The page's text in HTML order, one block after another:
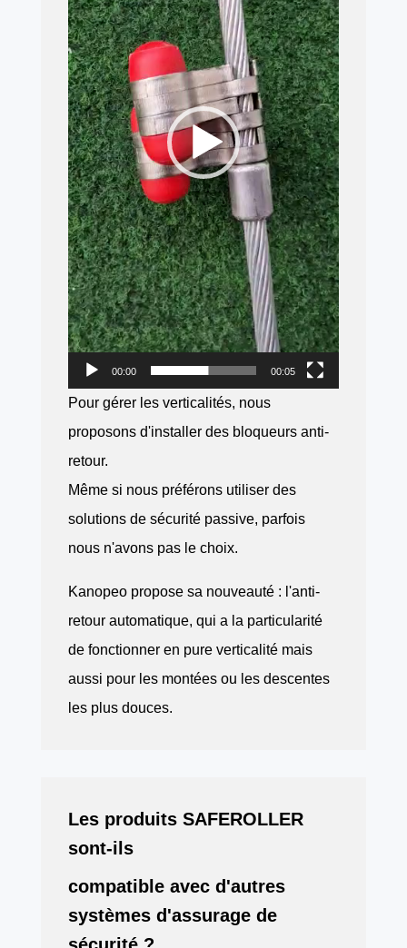
00:00 00:05
Pour gérer les verticalités, nous
proposons d'installer des bloqueurs anti-
retour.
Même si nous préférons utiliser des
solutions de sécurité passive, parfois
nous n'avons pas le choix.
Kanopeo propose sa nouveauté : l'anti-
retour automatique, qui a la particularité
de fonctionner en pure verticalité mais
aussi pour les montées ou les descentes
les plus douces.
Les produits SAFEROLLER
sont-ils
compatible avec d'autres
systèmes d'assurage de